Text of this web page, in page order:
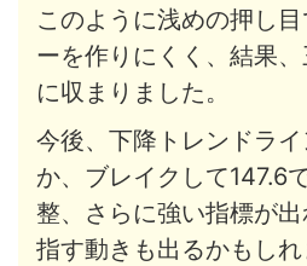
このように浅めの押し
ーを作りにくく、結果
に収まりました。
今後、下降トレンドラ
か、ブレイクして147.6
整、さらに強い指標が
指す動きも出るかもしれ